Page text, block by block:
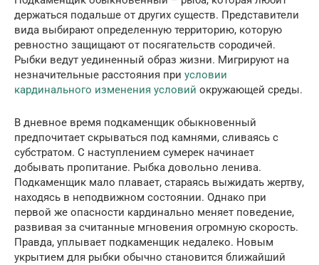
держаться подальше от других существ. Представители
вида выбирают определенную территорию, которую
ревностно защищают от посягательств сородичей.
Рыбки ведут уединенный образ жизни. Мигрируют на
незначительные расстояния при условии
кардинального изменения условий окружающей среды.
В дневное время подкаменщик обыкновенный
предпочитает скрываться под камнями, сливаясь с
субстратом. С наступлением сумерек начинает
добывать пропитание. Рыбка довольно ленива.
Подкаменщик мало плавает, стараясь выжидать жертву,
находясь в неподвижном состоянии. Однако при
первой же опасности кардинально меняет поведение,
развивая за считанные мгновения огромную скорость.
Правда, уплывает подкаменщик недалеко. Новым
укрытием для рыбки обычно становится ближайший